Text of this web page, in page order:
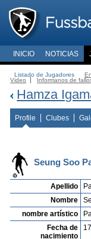
INICIO NOTICIAS
Listado de Jugadores
Video
Informanos de
Hamza
Profile Clubes
Seung Soo
Apellido
Nombre
nombre artístico
Fecha de
nacimiento